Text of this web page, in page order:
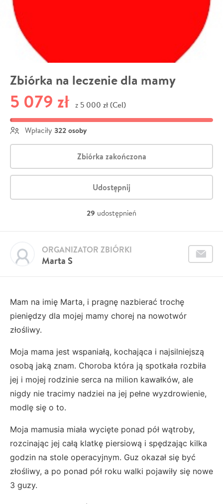
Zbiórka na leczenie dla mamy
5 079 zł z 5 000 zł (Cel)
Wpłaciły 322 osoby
Zbiórka zakończona
Udostępnij
29 udostępnień
Marta S
ORGANIZATOR ZBIÓRKI
Mam na imię Marta, i pragnę nazbierać trochę
pieniędzy dla mojej mamy chorej na nowotwór
złośliwy.
Moja mama jest wspaniałą, kochająca i najsilniejszą
osobą jaką znam. Choroba która ją spotkała rozbiła
jej i mojej rodzinie serca na milion kawałków, ale
nigdy nie tracimy nadziei na jej pełne wyzdrowienie,
modlę się o to.
Moja mamusia miała wycięte ponad pół wątroby,
rozcinając jej całą klatkę piersiową i spędzając kilka
godzin na stole operacyjnym. Guz okazał się być
złośliwy, a po ponad pół roku walki pojawiły się nowe
3 guzy.